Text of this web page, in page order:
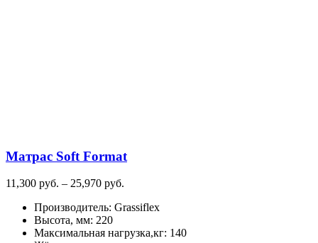
Матрас Soft Format
11,300 руб. – 25,970 руб.
11,300
–
Производитель: Grassiflex
Высота, мм: 220
Максимальная нагрузка,кг: 140